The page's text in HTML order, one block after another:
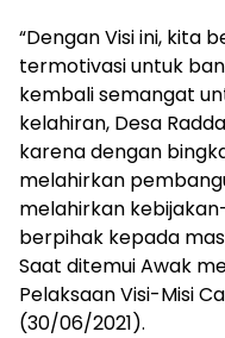
“Dengan Visi ini, kita
termotivasi untuk
kembali semangat
kelahiran, Desa
karena dengan
melahirkan
melahirkan
berpihak kepada
Saat ditemui Awak
Pelaksaan Visi-Misi
(30/06/2021).